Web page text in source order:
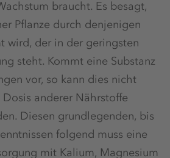
braucht. Es besagt,
Pflanze durch denjenigen
wird, der in der geringsten
steht. Kommt eine Substanz
vor, so kann dies nicht
anderer Nährstoffe
Diesen grundlegenden, bis
folgend muss eine
mit Kalium, Magnesium